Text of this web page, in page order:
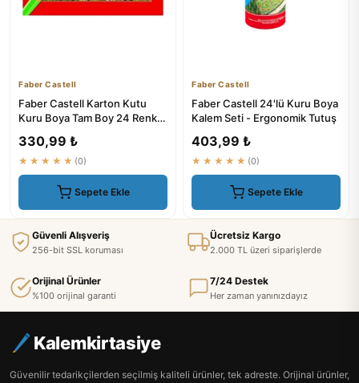
Faber Castell
Faber Castell Karton Kutu
Kuru Boya Tam Boy 24 Renk
330,99 ₺
★★★★★ (0)
Sepete Ekle
Faber Castell
Faber Castell 24'lü Kuru Boya
Kalem Seti - Ergonomik Tutuş
403,99 ₺
★★★★★ (0)
Sepete Ekle
Güvenli Alışveriş
256-bit SSL koruması
Ücretsiz Kargo
2.000 TL üzeri siparişlerde
Orijinal Ürünler
%100 orijinal garanti
7/24 Destek
Her zaman yanınızdayız
Kalemkirtasiye
Güvenilir tedarikçilerden seçilmiş kaliteli ürünler, tek adreste. Orijinal ürünler,